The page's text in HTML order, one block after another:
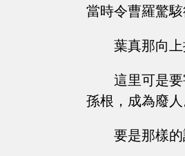
當時令曹羅驚駭
葉真那向
這里可是
孫根，成為廢人
要是那樣